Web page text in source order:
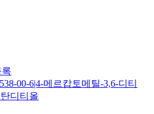
00-6|4-메르캅토메틸-3,6-디티
디티올